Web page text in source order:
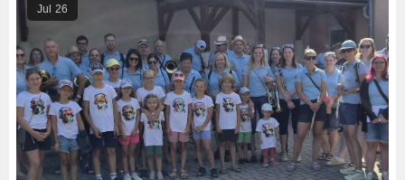
Jul 26